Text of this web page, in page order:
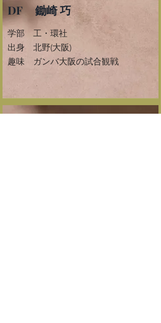
DF 鋤崎 巧
学部 工・環社
​出身 北野(大阪)
​趣味 ガンバ大阪の試合観戦